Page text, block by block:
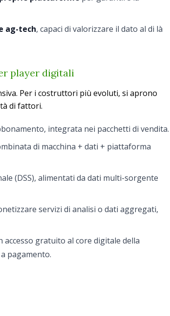
ag-tech, capaci di valorizzare il dato al di là
player digitali
Per i costruttori più evoluti, si aprono
di fattori.
integrata nei pacchetti di vendita.
di macchina + dati + piattaforma
(DSS), alimentati da dati multi-sorgente
servizi di analisi o dati aggregati,
gratuito al core digitale della
pagamento.